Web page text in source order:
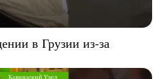
в Грузии из-за